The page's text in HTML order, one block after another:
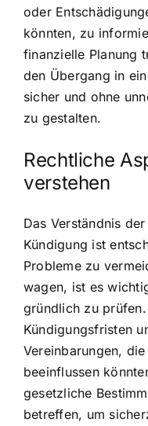
oder
könnten, zu
finanzielle Planung
den Übergang in
sicher und ohne
zu gestalten.
Rechtliche
verstehen
Das Verständnis
Kündigung ist
Probleme zu
wagen, ist es
gründlich zu
Kündigungsfristen
Vereinbarungen,
beeinflussen
gesetzliche
betreffen, um